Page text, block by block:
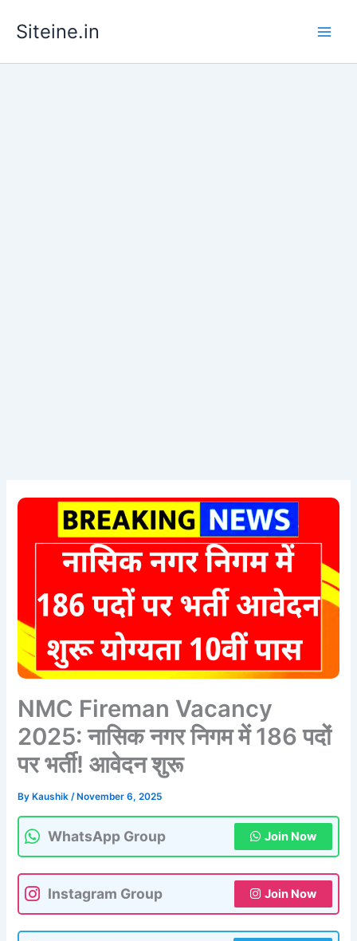
Siteine.in
NMC Fireman Vacancy
2025: नासिक नगर निगम में 186 पदों
पर भर्ती! आवेदन शुरू
By Kaushik/ November 6, 2025
WhatsApp Group Join Now
Instagram Group Join Now